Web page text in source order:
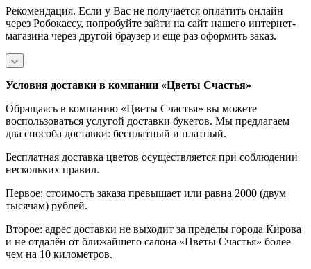
Рекомендация. Если у Вас не получается оплатить онлайн
через Робокассу, попробуйте зайти на сайт нашего интернет-
магазина через другой браузер и еще раз оформить заказ.
Условия доставки в компании «Цветы Счастья»
Обращаясь в компанию «Цветы Счастья» вы можете
воспользоваться услугой доставки букетов. Мы предлагаем
два способа доставки: бесплатный и платный.
Бесплатная доставка цветов осуществляется при соблюдении
нескольких правил.
Первое: стоимость заказа превышает или равна 2000 (двум
тысячам) рублей.
Второе: адрес доставки не выходит за пределы города Кирова
и не отдалён от ближайшего салона «Цветы Счастья» более
чем на 10 километров.